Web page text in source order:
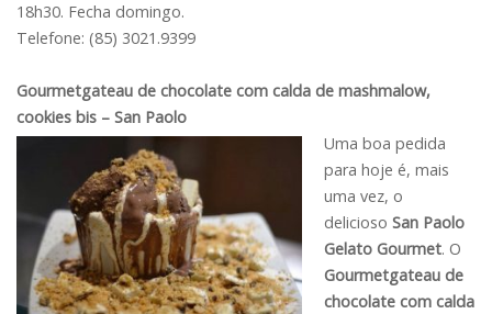
18h30. Fecha domingo.
Telefone: (85) 3021.9399
Gourmetgateau de chocolate com calda de mashmalow,
cookies bis – San Paolo
Uma boa pedida
para hoje é, mais
uma vez, o
delicioso San Paolo
Gelato Gourmet. O
Gourmetgateau de
chocolate com calda